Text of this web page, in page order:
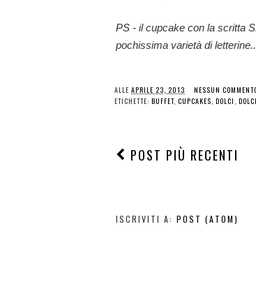
PS - il cupcake con la scritta
pochissima varietà di
ALLE APRILE 23, 2013
NESSUN
ETICHETTE: BUFFET, CUPCAKES DOLCI
POST PIÙ RECENTI
ISCRIVITI A: POST (ATOM)